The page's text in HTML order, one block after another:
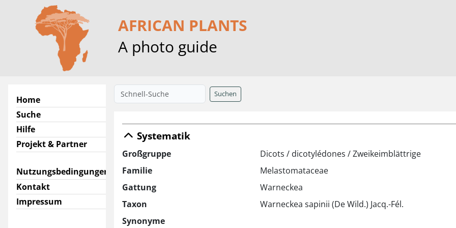
AFRICAN PLANTS
A photo guide
Home
Suche
Hilfe
Projekt & Partner
Nutzungsbedingungen
Kontakt
Impressum
Suchen
Systematik
Großgruppe
Dicots / dicotylédones / Zweikeimblättrige
Familie
Melastomataceae
Gattung
Warneckea
Taxon
Warneckea sapinii (De Wild.) Jacq.-Fél.
Synonyme